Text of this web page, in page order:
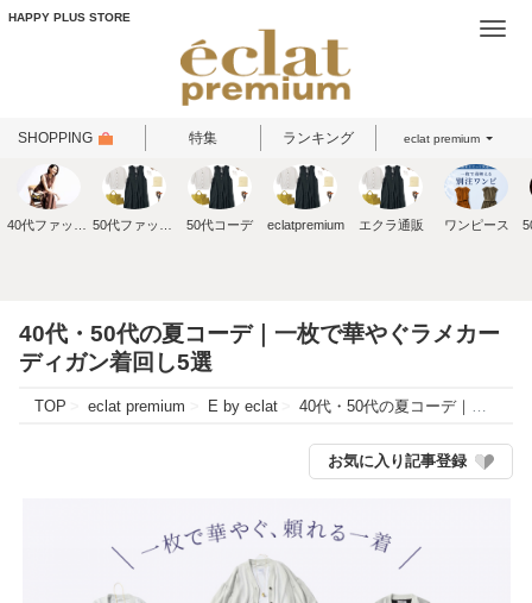
HAPPY PLUS STORE
SHOPPING 特集 ランキング eclat premium
50代コーデ eclatpremium エクラ通販 ワンピース
40代・50代の夏コーデ｜一枚で華やぐラメカー
ディガン着回し5選
TOP eclat premium E by eclat 40代・50代の夏コーデ｜一枚で華やぐラメカーディガン着回し5選
お気に入り記事登録